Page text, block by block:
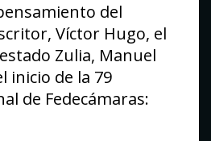
del
Víctor Hugo, el
Zulia, Manuel
inicio de la 79
de Fedecámaras: